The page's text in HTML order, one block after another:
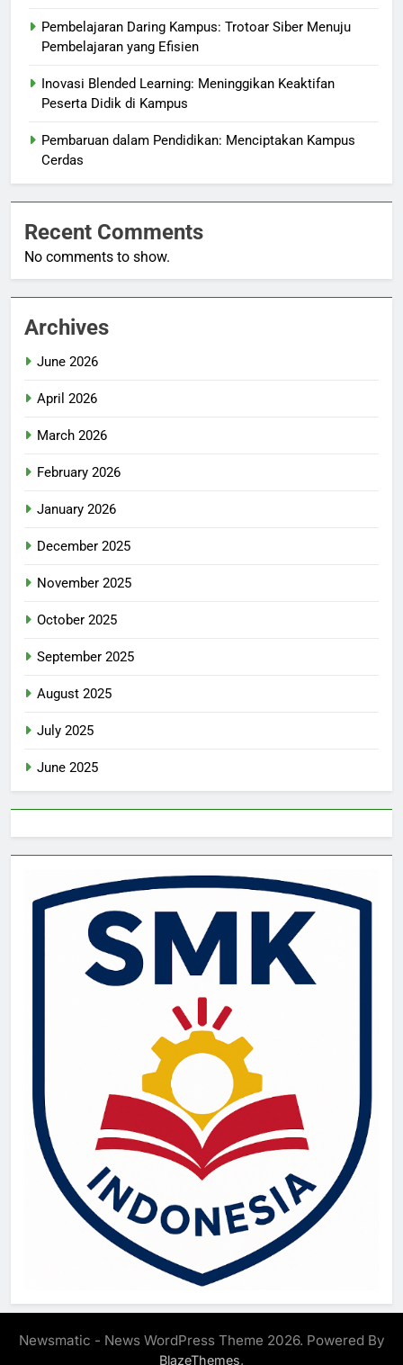
Pembelajaran Daring Kampus: Trotoar Siber Menuju
Pembelajaran yang Efisien
Inovasi Blended Learning: Meninggikan Keaktifan
Peserta Didik di Kampus
Pembaruan dalam Pendidikan: Menciptakan Kampus
Cerdas
Recent Comments
No comments to show.
Archives
June 2026
April 2026
March 2026
February 2026
January 2026
December 2025
November 2025
October 2025
September 2025
August 2025
July 2025
June 2025
Newsmatic - News WordPress Theme 2026. Powered By
BlazeThemes.